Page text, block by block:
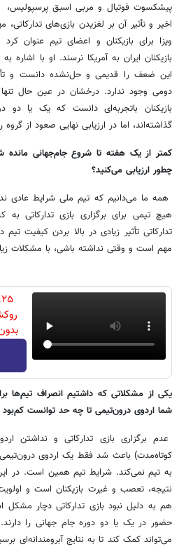
پیشکسوت فوتبال و مربی اسبق
اخیر و تأثیر آن بر لغزیدن بازی‌های
ویزا برای بازیکنان و اعضای تیم عنوان
بازیکنان ایران به آمریکا نرسند. او با
این ضعف را قدیمی و حل‌نشده دانست و
دومی وجود ندارد. درخشان در عین حال
بازیکنان باتجربه‌ای دانست که یک یا
گذاشته‌اند، اما در ارزیابی نهایی صعود از
کمتر از یک هفته تا شروع جام‌جهانی مانده
چطور ارزیابی می‌کنید؟
همه ما می‌دانیم که تیم ملی شرایط عادی
هیچ تیمی برای برگزاری بازی تدارکاتی به
تدارکاتی تأثیر زیادی در بالا بردن کیفیت
مهم است و وقتی نداشته باشی، با مشکلات
یکی از مشکلاتی که داشتیم انصراف تیم‌ها
شما اردوی درون‌تیمی تا چه حد توانست کم‌بود
عدم برگزاری بازی تدارکاتی و نداشتن
کوتاه‌مدت) باعث شد فقط یک اردوی
به تیم نمی‌کند. شرایط تیم همین است. در
نتیجه، تعصب و غیرت بازیکنان است و
هم به دلیل نبود بازی تدارکاتی دچار مشکل
حضور در یک یا دو دوره جام جهانی را
می‌تواند کمک کند تا به نتایج آبرومندانه‌ای